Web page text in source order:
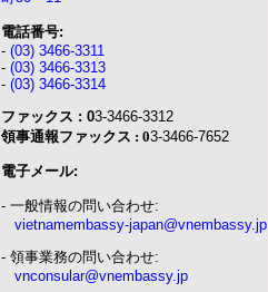
電話番号:
- (03) 3466-3311
- (03) 3466-3313
- (03) 3466-3314
ファックス : 03-3466-3312
領事通報ファックス : 03-3466-7652
電子メール:
- 一般情報の問い合わせ:
vietnamembassy-japan@vnembassy.jp
- 領事業務の問い合わせ:
vnconsular@vnembassy.jp